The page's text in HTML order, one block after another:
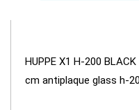
HUPPE X1 H-200
cm antiplaque glass h-